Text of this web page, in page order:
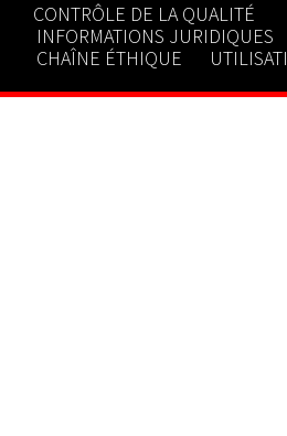
CONTRÔLE DE LA QUALITÉ
INFORMATIONS JURIDIQUES
CHAÎNE ÉTHIQUE